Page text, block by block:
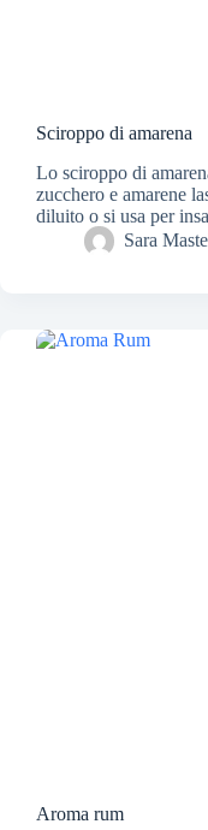
Sciroppo di amarena
Lo sciroppo di
zucchero e amarene
diluito o si usa per
Sara
Aroma rum